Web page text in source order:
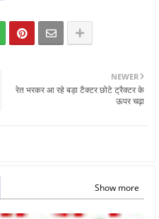
NEWER
रेत भरकर आ रहे बड़ा टैक्टर छोटे ट्रैक्टर के
ऊपर चढ़ा
Show more